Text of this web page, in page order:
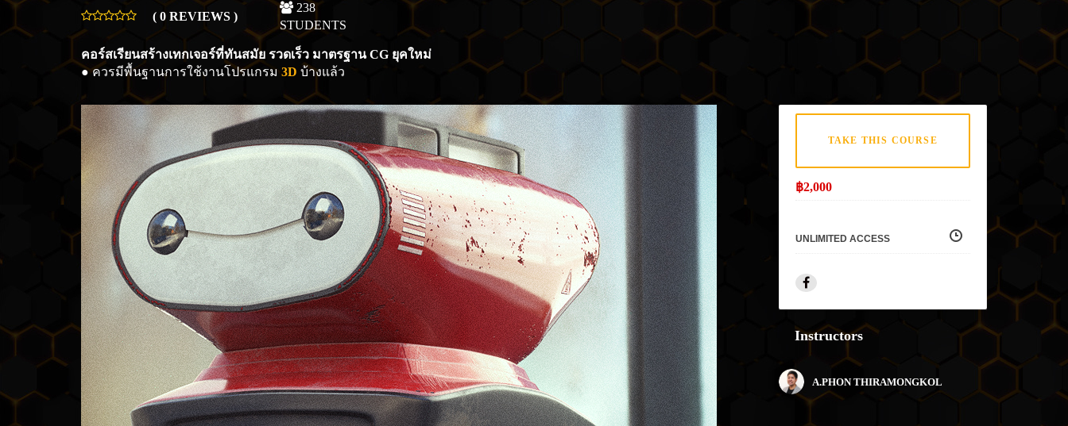
( 0 REVIEWS )
238
STUDENTS
คอร์สเรียนสร้างเทกเจอร์ที่ทันสมัย รวดเร็ว มาตรฐาน CG ยุคใหม่
● ควรมีพื้นฐานการใช้งานโปรแกรม 3D บ้างแล้ว
TAKE THIS COURSE
฿2,000
UNLIMITED ACCESS
Instructors
A.PHON THIRAMONGKOL